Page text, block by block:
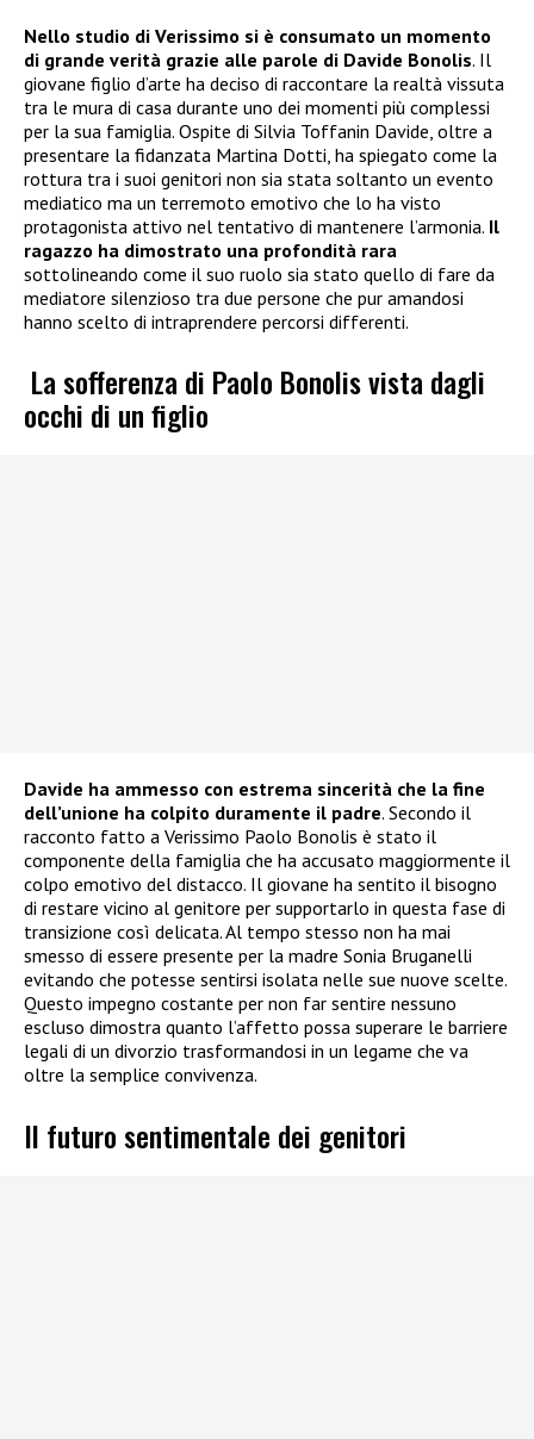
Nello studio di Verissimo si è consumato un momento
di grande verità grazie alle parole di Davide Bonolis. Il
giovane figlio d’arte ha deciso di raccontare la realtà vissuta
tra le mura di casa durante uno dei momenti più complessi
per la sua famiglia. Ospite di Silvia Toffanin Davide, oltre a
presentare la fidanzata Martina Dotti, ha spiegato come la
rottura tra i suoi genitori non sia stata soltanto un evento
mediatico ma un terremoto emotivo che lo ha visto
protagonista attivo nel tentativo di mantenere l’armonia. Il
ragazzo ha dimostrato una profondità rara
sottolineando come il suo ruolo sia stato quello di fare da
mediatore silenzioso tra due persone che pur amandosi
hanno scelto di intraprendere percorsi differenti.
La sofferenza di Paolo Bonolis vista dagli
occhi di un figlio
Davide ha ammesso con estrema sincerità che la fine
dell’unione ha colpito duramente il padre. Secondo il
racconto fatto a Verissimo Paolo Bonolis è stato il
componente della famiglia che ha accusato maggiormente il
colpo emotivo del distacco. Il giovane ha sentito il bisogno
di restare vicino al genitore per supportarlo in questa fase di
transizione così delicata. Al tempo stesso non ha mai
smesso di essere presente per la madre Sonia Bruganelli
evitando che potesse sentirsi isolata nelle sue nuove scelte.
Questo impegno costante per non far sentire nessuno
escluso dimostra quanto l’affetto possa superare le barriere
legali di un divorzio trasformandosi in un legame che va
oltre la semplice convivenza.
Il futuro sentimentale dei genitori